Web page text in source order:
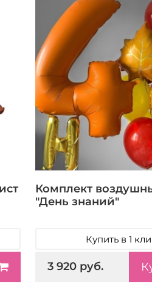
Комплект
"День знаний"
Купить в 1
3 920 руб.